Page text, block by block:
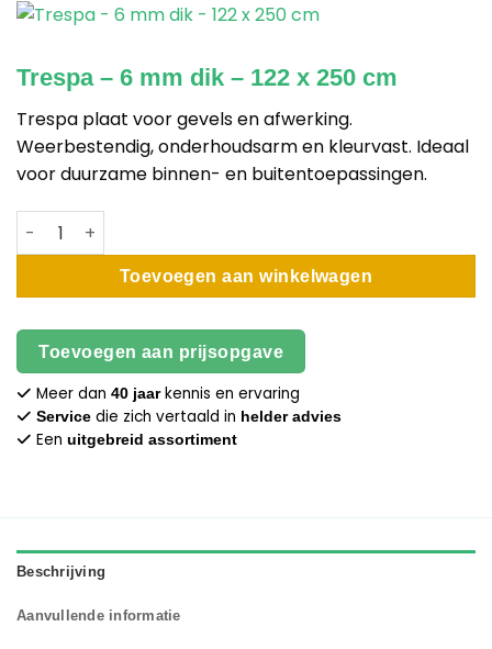
Trespa – 6 mm dik – 122 x 250 cm
Trespa plaat voor gevels en afwerking.
Weerbestendig, onderhoudsarm en kleurvast. Ideaal
voor duurzame binnen- en buitentoepassingen.
Trespa - 6 mm dik - 122 x 250 cm aantal
Toevoegen aan winkelwagen
Toevoegen aan prijsopgave
Meer dan 40 jaarkennis en ervaring
Service die zich vertaald in helder advies
Een uitgebreid assortiment
Beschrijving
Aanvullende informatie